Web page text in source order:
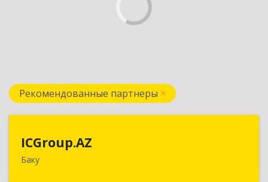
Рекомендованные партнеры
ICGroup.AZ
Баку